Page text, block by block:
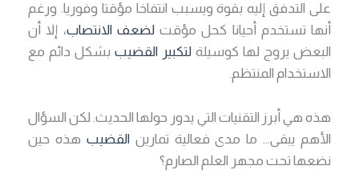
على التدفق إليه بقوة ويسبب انتفاخا مؤقتا وفوريا. ورغم
أنها تستخدم أحيانا كحل مؤقتلضعف الانتصاب، إلا أن
البعض يروج لها كوسيلة لتكبير القضيب بشكل دائم مع
الاستخدام المنتظم.
هذه هي أبرز التقنيات التي يدور حولها الحديث. لكن السؤال
الأهم يبقى… ما مدى فعالية تمارينالقضيب هذه حين
نضعها تحت مجهر العلم الصارم؟